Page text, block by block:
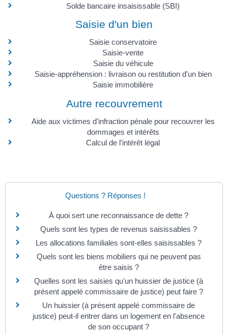
Solde bancaire insaisissable (SBI)
Saisie d'un bien
Saisie conservatoire
Saisie-vente
Saisie du véhicule
Saisie-appréhension : livraison ou restitution d'un bien
Saisie immobilière
Autre recouvrement
Aide aux victimes d'infraction pénale pour recouvrer les
dommages et intérêts
Calcul de l'intérêt légal
Questions ? Réponses !
À quoi sert une reconnaissance de dette ?
Quels sont les types de revenus saisissables ?
Les allocations familiales sont-elles saisissables ?
Quels sont les biens mobiliers qui ne peuvent pas
être saisis ?
Quelles sont les saisies qu'un huissier de justice (à
présent appelé commissaire de justice) peut faire ?
Un huissier (à présent appelé commissaire de
justice) peut-il entrer dans un logement en l'absence
de son occupant ?